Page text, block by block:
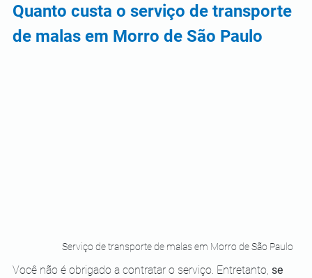
Quanto custa o serviço de transporte
de malas em Morro de São Paulo
Serviço de transporte de malas em Morro de São Paulo
Você não é obrigado a contratar o serviço. Entretanto, se